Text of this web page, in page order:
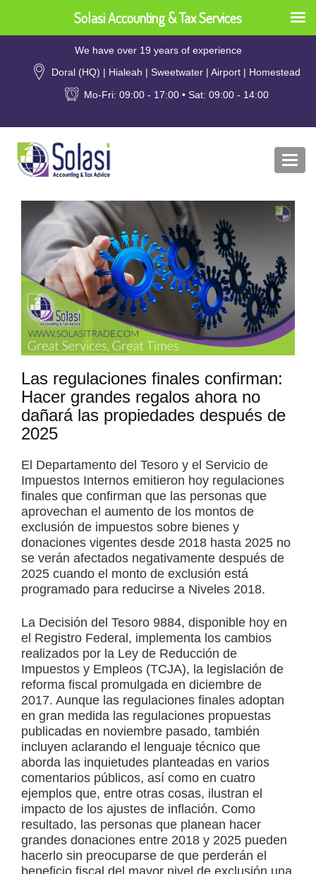
We have over 19 years of experience
Doral (HQ) | Hialeah | Sweetwater | Airport | Homestead
Mo-Fri: 09:00 - 17:00 • Sat: 09:00 - 14:00
Las regulaciones finales confirman:
Hacer grandes regalos ahora no
dañará las propiedades después de
2025
El Departamento del Tesoro y el Servicio de
Impuestos Internos emitieron hoy regulaciones
finales que confirman que las personas que
aprovechan el aumento de los montos de
exclusión de impuestos sobre bienes y
donaciones vigentes desde 2018 hasta 2025 no
se verán afectados negativamente después de
2025 cuando el monto de exclusión está
programado para reducirse a Niveles 2018.
La Decisión del Tesoro 9884, disponible hoy en
el Registro Federal, implementa los cambios
realizados por la Ley de Reducción de
Impuestos y Empleos (TCJA), la legislación de
reforma fiscal promulgada en diciembre de
2017. Aunque las regulaciones finales adoptan
en gran medida las regulaciones propuestas
publicadas en noviembre pasado, también
incluyen aclarando el lenguaje técnico que
aborda las inquietudes planteadas en varios
comentarios públicos, así como en cuatro
ejemplos que, entre otras cosas, ilustran el
impacto de los ajustes de inflación. Como
resultado, las personas que planean hacer
grandes donaciones entre 2018 y 2025 pueden
hacerlo sin preocuparse de que perderán el
beneficio fiscal del mayor nivel de exclusión una
Solasi Accounting & Tax Services